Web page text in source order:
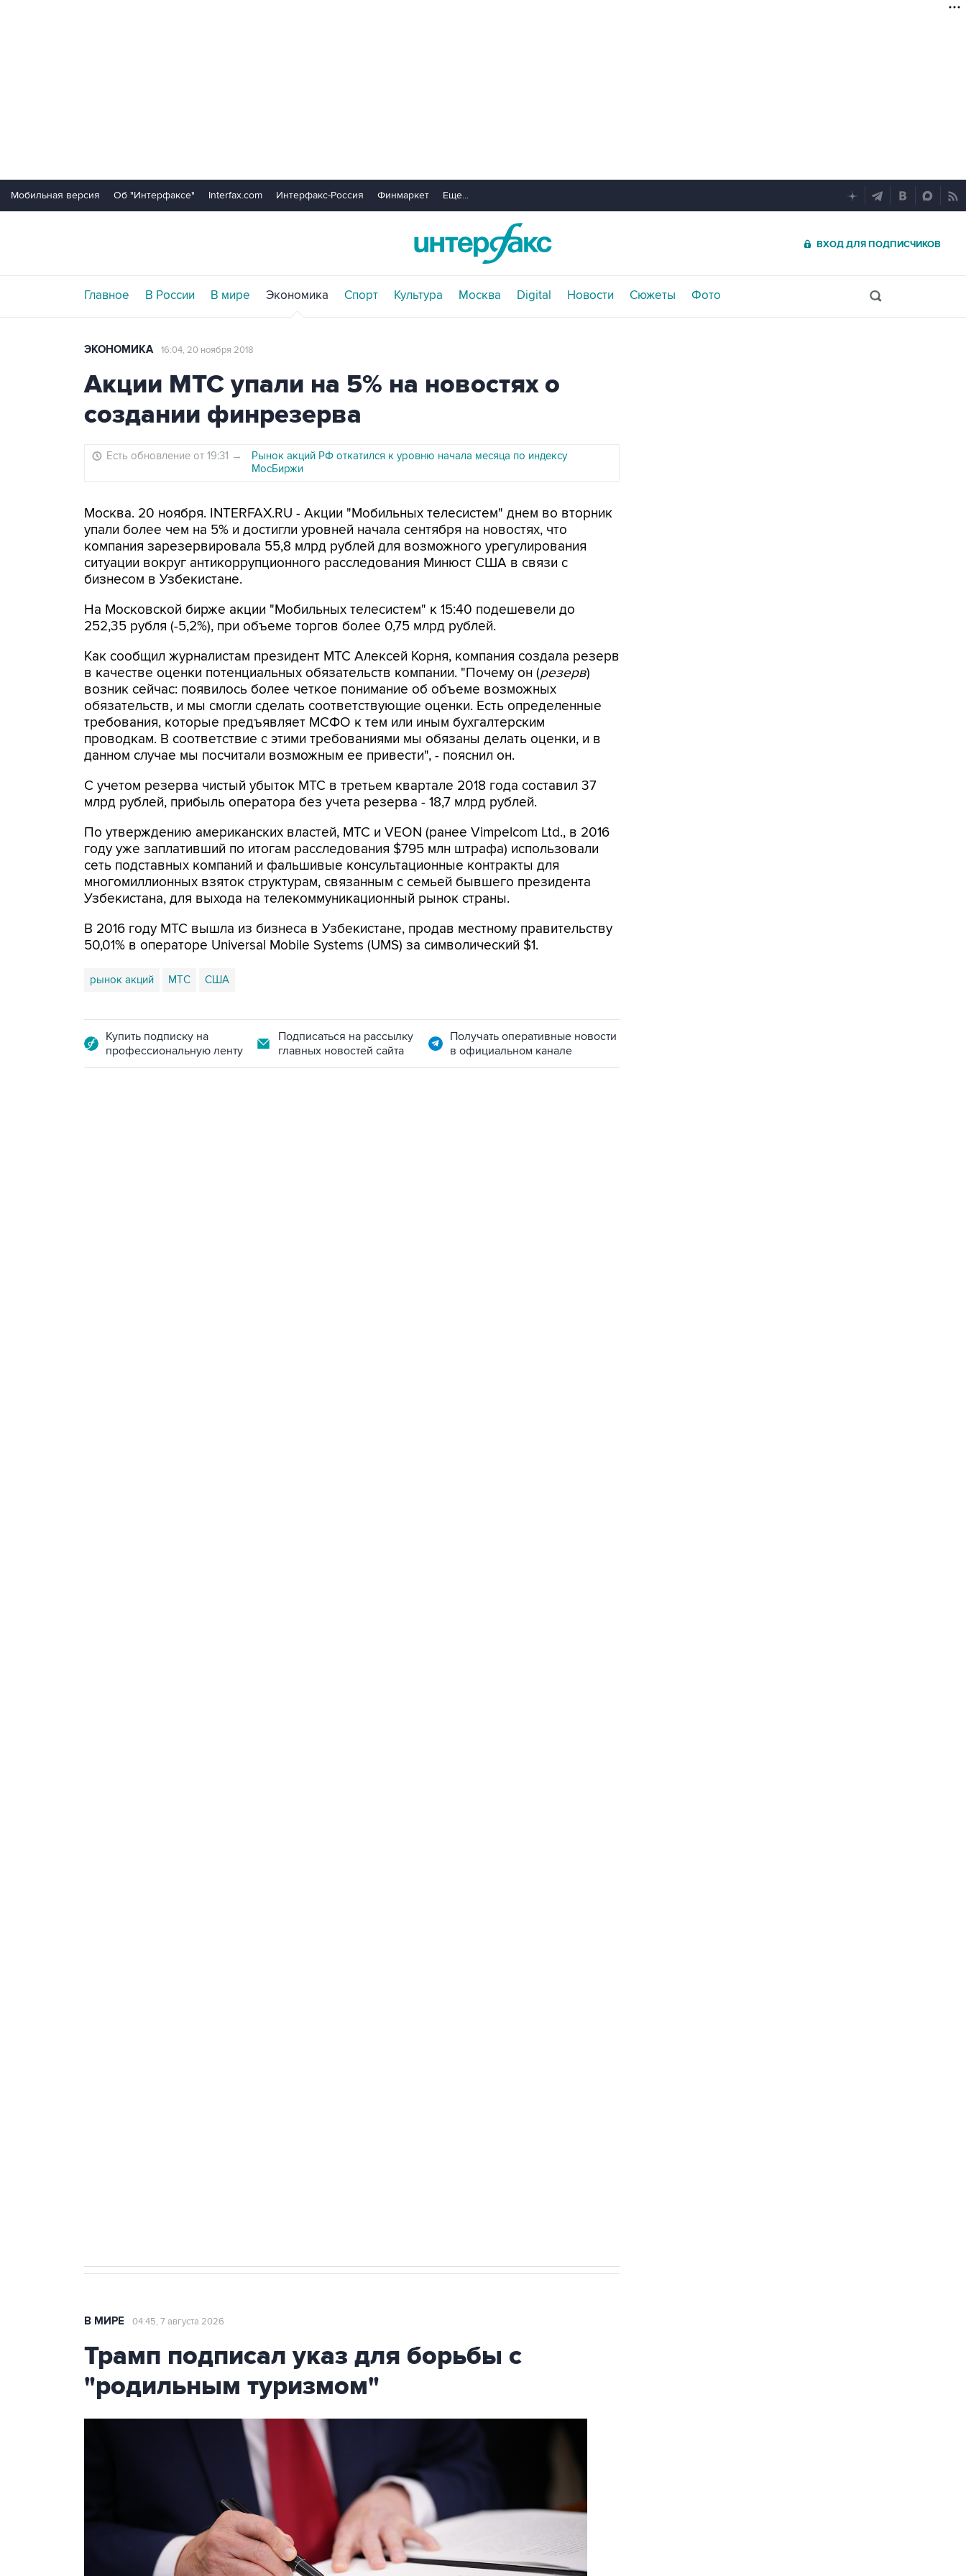
Мобильная версия Об "Интерфаксе" Interfax.com Интерфакс-Россия Финмаркет Еще...
ВХОД ДЛЯ ПОДПИСЧИКОВ
Главное В России В мире Экономика Спорт Культура Москва Digital Новости Сюжеты Фото
ЭКОНОМИКА 16:04, 20 ноября 2018
Акции МТС упали на 5% на новостях о
создании финрезерва
Есть обновление от 19:31 →
Рынок акций РФ откатился к уровню начала месяца по индексу
МосБиржи
Москва. 20 ноября. INTERFAX.RU - Акции "Мобильных телесистем" днем во вторник
упали более чем на 5% и достигли уровней начала сентября на новостях, что
компания зарезервировала 55,8 млрд рублей для возможного урегулирования
ситуации вокруг антикоррупционного расследования Минюст США в связи с
бизнесом в Узбекистане.
На Московской бирже акции "Мобильных телесистем" к 15:40 подешевели до
252,35 рубля (-5,2%), при объеме торгов более 0,75 млрд рублей.
Как сообщил журналистам президент МТС Алексей Корня, компания создала резерв
в качестве оценки потенциальных обязательств компании. "Почему он (резерв)
возник сейчас: появилось более четкое понимание об объеме возможных
обязательств, и мы смогли сделать соответствующие оценки. Есть определенные
требования, которые предъявляет МСФО к тем или иным бухгалтерским
проводкам. В соответствие с этими требованиями мы обязаны делать оценки, и в
данном случае мы посчитали возможным ее привести", - пояснил он.
С учетом резерва чистый убыток МТС в третьем квартале 2018 года составил 37
млрд рублей, прибыль оператора без учета резерва - 18,7 млрд рублей.
По утверждению американских властей, МТС и VEON (ранее Vimpelcom Ltd., в 2016
году уже заплативший по итогам расследования $795 млн штрафа) использовали
сеть подставных компаний и фальшивые консультационные контракты для
многомиллионных взяток структурам, связанным с семьей бывшего президента
Узбекистана, для выхода на телекоммуникационный рынок страны.
В 2016 году МТС вышла из бизнеса в Узбекистане, продав местному правительству
50,01% в операторе Universal Mobile Systems (UMS) за символический $1.
рынок акций МТС США
Купить подписку на
профессиональную ленту
Подписаться на рассылку
главных новостей сайта
Получать оперативные новости
в официальном канале
В МИРЕ 04:45, 7 августа 2026
Трамп подписал указ для борьбы с
"родильным туризмом"